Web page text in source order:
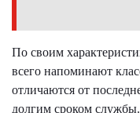
По своим
всего напоминают
отличаются от
долгим сроком